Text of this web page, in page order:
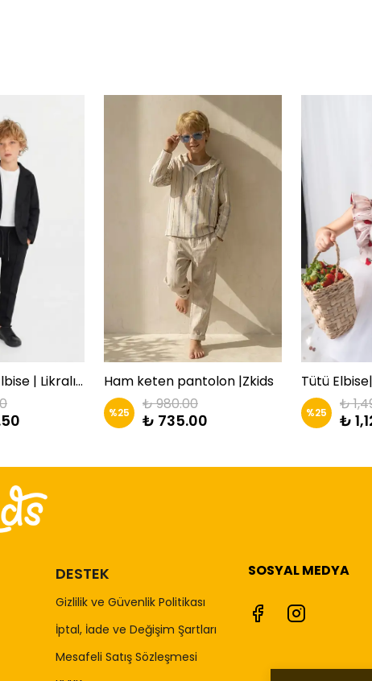
Çocuk Takım Elbise | Likralı 3'lü Kombin | Zkids Ham keten pantolon |Zkids
%25 ₺ 980.00
₺ 735.00
Tütü
%25 ₺
₺
DESTEK
Gizlilik ve Güvenlik Politikası
İptal, İade ve Değişim Şartları
Mesafeli Satış Sözleşmesi
SOSYAL MEDYA